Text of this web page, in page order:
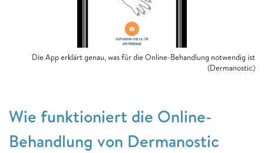
Die App erklärt genau, was für die Online-Behandlung notwendig ist
(Dermanostic)
Wie funktioniert die Online-
Behandlung von Dermanostic